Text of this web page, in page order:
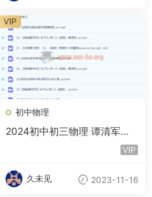
初中物理
2024初中初三物理 谭清军物
理 秋季班 下 百度云网盘下载
VIP
久未见 2023-11-16
VIP